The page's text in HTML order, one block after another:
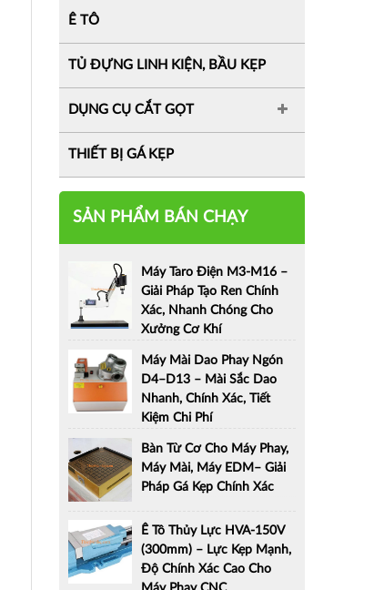
Ê TÔ
TỦ ĐỰNG LINH KIỆN, BẦU KẸP
DỤNG CỤ CẮT GỌT
THIẾT BỊ GÁ KẸP
SẢN PHẨM BÁN CHẠY
Máy Taro Điện M3-M16 –
Giải Pháp Tạo Ren Chính
Xác, Nhanh Chóng Cho
Xưởng Cơ Khí
Máy Mài Dao Phay Ngón
D4–D13 – Mài Sắc Dao
Nhanh, Chính Xác, Tiết
Kiệm Chi Phí
Bàn Từ Cơ Cho Máy Phay,
Máy Mài, Máy EDM– Giải
Pháp Gá Kẹp Chính Xác
Ê Tô Thủy Lực HVA-150V
(300mm) – Lực Kẹp Mạnh,
Độ Chính Xác Cao Cho